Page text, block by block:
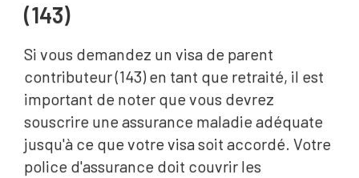
(143)
Si vous demandez un visa de parent
contributeur (143) en tant que retraité, il est
important de noter que vous devrez
souscrire une assurance maladie adéquate
jusqu'à ce que votre visa soit accordé. Votre
police d'assurance doit couvrir les